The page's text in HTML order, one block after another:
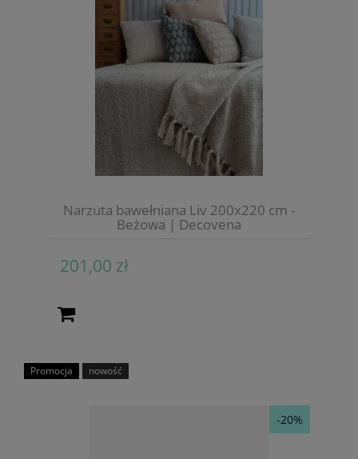
Narzuta bawełniana Liv 200x220 cm -
Beżowa | Decovena
201,00 zł
-20%
Promocja nowość